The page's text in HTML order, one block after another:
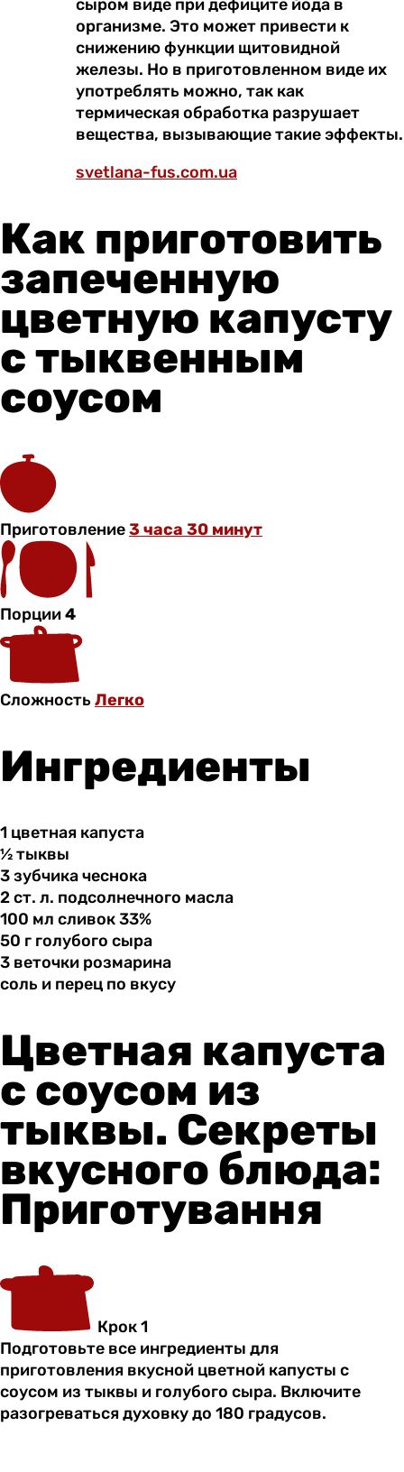
сыром виде при дефиците йода в
организме. Это может привести к
снижению функции щитовидной
железы. Но в приготовленном виде их
употреблять можно, так как
термическая обработка разрушает
вещества, вызывающие такие эффекты.
svetlana-fus.com.ua
Как приготовить
запеченную
цветную капусту
с тыквенным
соусом
Приготовление3 часа 30 минут
Порции4
Сложность Легко
Ингредиенты
1 цветная капуста
½ тыквы
3 зубчикачеснока
2 ст. л. подсолнечного масла
100 мл сливок33%
50 г голубого сыра
3 веточки розмарина
соль и перец по вкусу
Цветная капуста
с соусом из
тыквы. Секреты
вкусного блюда:
Приготування
Крок 1
Подготовьте все ингредиенты для
приготовления вкусной цветной капусты с
соусом из тыквы и голубого сыра. Включите
разогреваться духовку до 180 градусов.